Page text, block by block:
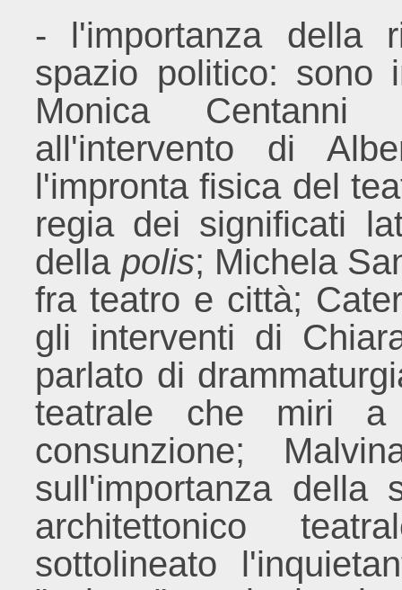
- l'importanza della
spazio politico: sono
Monica Centanni
all'intervento di
l'impronta fisica del
regia dei significati
della polis; Michela
fra teatro e città;
gli interventi di
parlato di
teatrale che miri a
consunzione;
sull'importanza della
architettonico
sottolineato